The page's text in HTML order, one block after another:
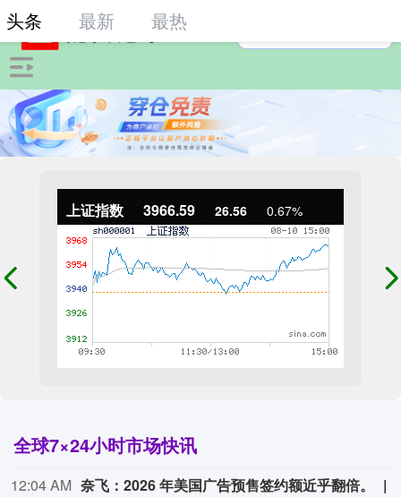
上证指数 3966.59 26.56 0.67%
全球7×24小时市场快讯
12:04 AM 奈飞：2026 年美国广告预售签约额近乎翻倍。
头条 最新 最热